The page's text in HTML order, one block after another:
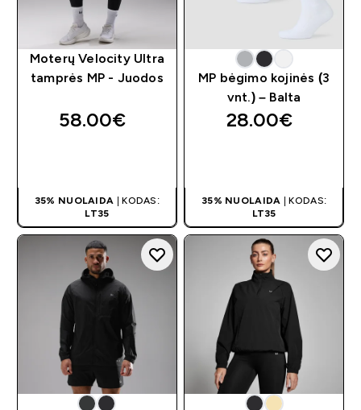
Moterų Velocity Ultra
tamprės MP - Juodos
58.00€‎
35% NUOLAIDA | KODAS:
LT35
MP bėgimo kojinės (3
vnt.) – Balta
28.00€‎
35% NUOLAIDA | KODAS:
LT35